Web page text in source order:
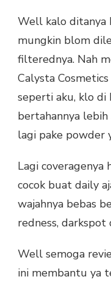
Well kalo ditanya
mungkin blom
filterednya. Nah
Calysta
seperti aku, klo
bertahannya
lagi pake powder
Lagi
cocok buat daily
wajahnya bebas
redness, darkspot
Well semoga
ini membantu ya